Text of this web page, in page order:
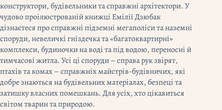
конструктори, будівельники та справжні архітектори. У
чудово проілюстрованій книжці Емілії Дзюбак
дізнаєтеся про справжні підземні мегаполіси та наземні
споруди, невеличкі гніздечка та «багатоквартирні»
комплекси, будиночки на воді та під водою, переносні й
тимчасові житла. Усі ці споруди – справа рук звірят,
птахів та комах – справжніх майстрів-будівничих, які
добре знаються на будівельних матеріалах, безпеці та
затишку власних помешкань. Для усіх, хто цікавиться
світом тварин та природою.